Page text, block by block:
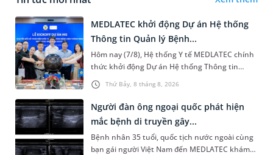
Thứ Bảy, 8 tháng 8, 2026
MEDLATEC khởi động Dự án Hệ thống
Thông tin Quản lý Bệnh...
Hôm nay (7/8), Hệ thống Y tế MEDLATEC chính
thức khởi động Dự án Hệ thống Thông tin
Quản lý Bệnh viện (HIS - Hospital Information
System) giai đoạn mới. Dự á...
Người đàn ông ngoại quốc phát hiện
mắc bệnh di truyền gây...
Bệnh nhân 35 tuổi, quốc tịch nước ngoài cùng
bạn gái người Việt Nam đến MEDLATEC khám